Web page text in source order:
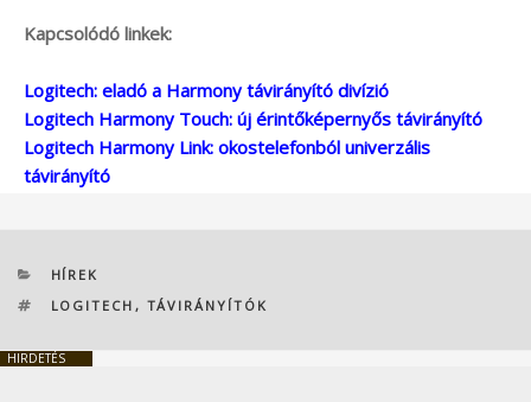
Kapcsolódó linkek:
Logitech: eladó a Harmony távirányító divízió
Logitech Harmony Touch: új érintőképernyős távirányító
Logitech Harmony Link: okostelefonból univerzális
távirányító
KATEGÓRIÁK
HÍREK
CÍMKÉK
LOGITECH , TÁVIRÁNYÍTÓK
HIRDETÉS